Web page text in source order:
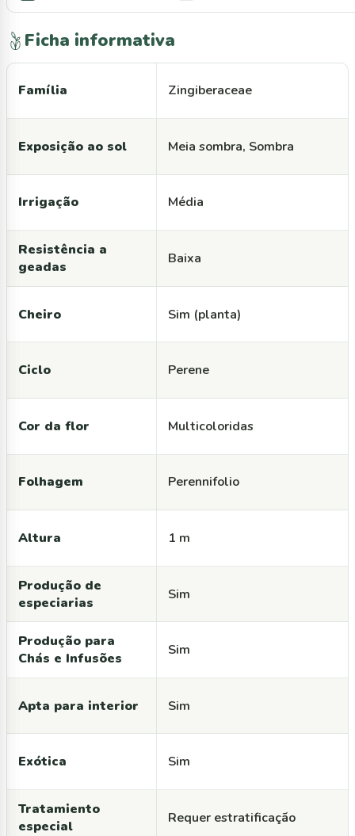
Ficha informativa
Família Zingiberaceae
Exposição ao sol Meia sombra, Sombra
Irrigação Média
Resistência a
geadas
Baixa
Cheiro Sim (planta)
Ciclo Perene
Cor da flor Multicoloridas
Folhagem Perennifolio
Altura 1 m
Produção de
especiarias
Sim
Produção para
Chás e Infusões
Sim
Apta para interior Sim
Exótica Sim
Tratamiento
especial
Requer estratificação